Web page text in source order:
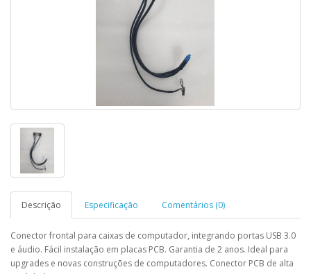
Descrição Especificação Comentários (0)
Conector frontal para caixas de computador, integrando portas USB 3.0
e áudio. Fácil instalação em placas PCB. Garantia de 2 anos. Ideal para
upgrades e novas construções de computadores. Conector PCB de alta